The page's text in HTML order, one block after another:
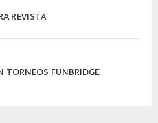
REVISTA
TORNEOS FUNBRIDGE